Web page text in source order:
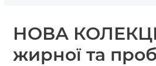
НОВА
жирної та